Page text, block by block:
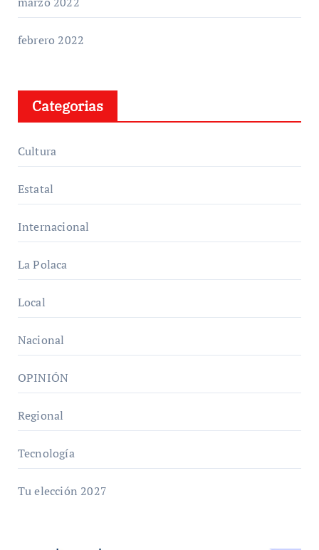
febrero 2022
Categorias
Cultura
Estatal
Internacional
La Polaca
Local
Nacional
OPINIÓN
Regional
Tecnología
Tu elección 2027